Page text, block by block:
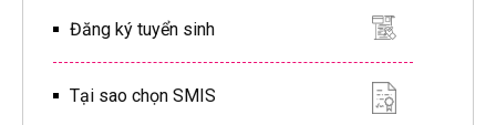
Đăng ký tuyển sinh
Tại sao chọn SMIS